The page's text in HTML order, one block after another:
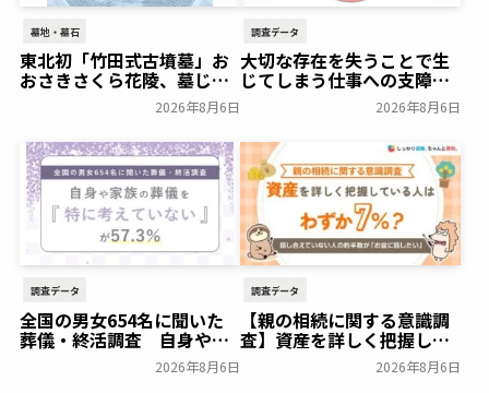
墓地・墓石
東北初「竹田式古墳墓」お
おさきさくら花陵、墓じま
いのご負担を軽減する「墓
じまいアシストプラン」を
開始 ─ 合同永久埋葬（合祀
墓）への改葬がお二人目以
降100,000円（税込）に
【株式会社前方後円墳】～
前方後円墳～ 一般公開
2026年8月6日
調査データ
大切な存在を失うことで生
じてしまう仕事への支障
「経験がある」38.8％～ビ
ースタイルグループ～
一般公開
2026年8月6日
調査データ
全国の男女654名に聞いた
葬儀・終活調査 自身や家
族の葬儀について「特に考
えていない」が57.3％～
2026年8月6日
調査データ
【親の相続に関する意識調
査】資産を詳しく把握して
いる人はわずか7％？具体的
に話せていない人の約半数
2026年8月6日